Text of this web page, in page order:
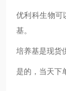
优利科生物可
基。
培养基是现货
是的，当天下